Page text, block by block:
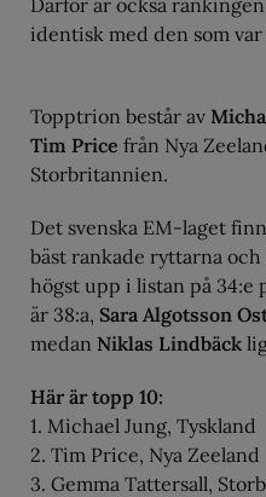
identisk med den som
Topptrion består av
Tim Price från Nya
Storbritannien.
Det svenska EM-laget
bäst rankade ryttarna och
högst upp i listan på 34:e
är 38:a, Sara Algotsson
medan Niklas Lindbäck
Här är topp 10:
1. Michael Jung, Tyskland
2. Tim Price, Nya Zeeland
3. Gemma Tattersall,